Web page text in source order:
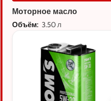
Моторное масло
Объём: 3.50 л